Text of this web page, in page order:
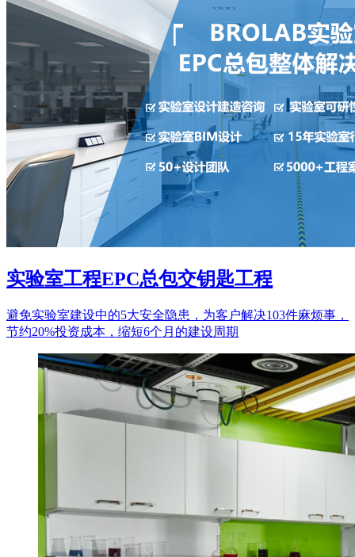
实验室工程EPC总包交钥匙工程
避免实验室建设中的5大安全隐患，为客户解决103件麻烦事，
节约20%投资成本，缩短6个月的建设周期